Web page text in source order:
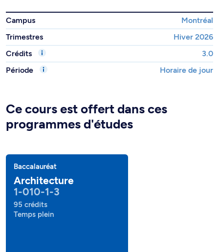
Campus
Montréal
Trimestres
Hiver 2026
Crédits
3.0
Période
Horaire de jour
Ce cours est offert dans ces
programmes d'études
Baccalauréat
Architecture
1-010-1-3
95 crédits
Temps plein